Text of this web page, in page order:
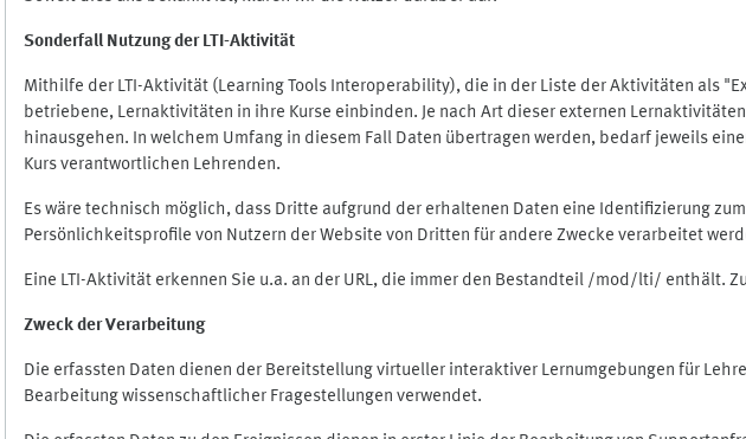
Sonderfall Nutzung der LTI-Aktivität
Mithilfe der LTI-Aktivität (Learning Tools Interoperability), die in der Liste der Aktivitäten als
betriebene, Lernaktivitäten in ihre Kurse einbinden. Je nach Art dieser externen
hinausgehen. In welchem Umfang in diesem Fall Daten übertragen werden, bedarf jeweils
Kurs verantwortlichen Lehrenden.
Es wäre technisch möglich, dass Dritte aufgrund der erhaltenen Daten eine Identifizierung
Persönlichkeitsprofile von Nutzern der Website von Dritten für andere Zwecke verarbeitet
Eine LTI-Aktivität erkennen Sie u.a. an der URL, die immer den Bestandteil /mod/lti/ enthält.
Zweck der Verarbeitung
Die erfassten Daten dienen der Bereitstellung virtueller interaktiver Lernumgebungen für
Bearbeitung wissenschaftlicher Fragestellungen verwendet.